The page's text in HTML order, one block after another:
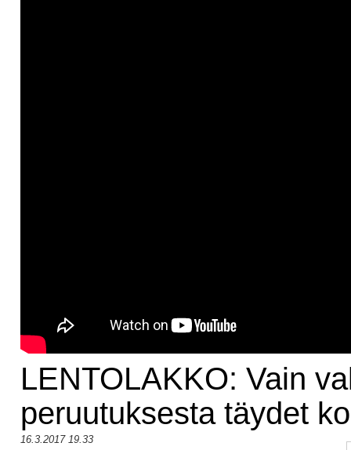
LENTOLAKKO: Vain
peruutuksesta täydet
16.3.2017 19.33